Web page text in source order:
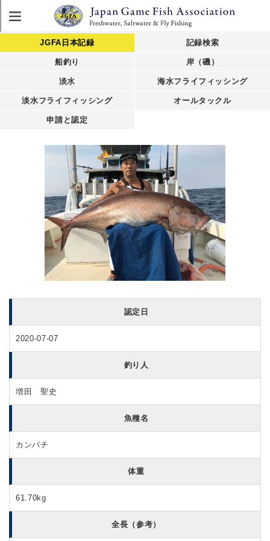
JGFA日本記録 記録検索
船釣り 岸（磯）
淡水 海水フライフィッシング
淡水フライフィッシング オールタックル
申請と認定
認定日
2020-07-07
釣り人
増田 聖史
魚種名
カンパチ
体重
61.70kg
全長（参考）